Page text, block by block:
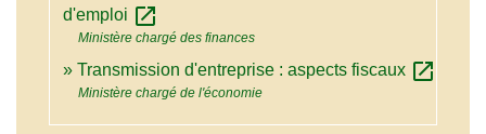
d'emploi open_in_new
Ministère chargé des finances
Transmission d'entreprise : aspects fiscaux open_in_new
Ministère chargé de l'économie